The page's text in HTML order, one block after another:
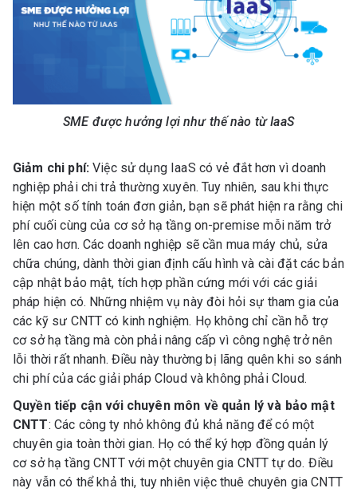
SME được hưởng lợi như thế nào từ IaaS
Giảm chi phí:Việc sử dụng IaaS có vẻ đắt hơn vì doanh
nghiệp phải chi trả thường xuyên. Tuy nhiên, sau khi thực
hiện một số tính toán đơn giản, bạn sẽ phát hiện ra rằng chi
phí cuối cùng của cơ sở hạ tầng on-premise mỗi năm trở
lên cao hơn. Các doanh nghiệp sẽ cần mua máy chủ, sửa
chữa chúng, dành thời gian định cấu hình và cài đặt các bản
cập nhật bảo mật, tích hợp phần cứng mới với các giải
pháp hiện có. Những nhiệm vụ này đòi hỏi sự tham gia của
các kỹ sư CNTT có kinh nghiệm. Họ không chỉ cần hỗ trợ
cơ sở hạ tầng mà còn phải nâng cấp vì công nghệ trở nên
lỗi thời rất nhanh. Điều này thường bị lãng quên khi so sánh
chi phí của các giải pháp Cloud và không phải Cloud.
Quyền tiếp cận với chuyên môn về quản lý và bảo mật
CNTT: Các công ty nhỏ không đủ khả năng để có một
chuyên gia toàn thời gian. Họ có thể ký hợp đồng quản lý
cơ sở hạ tầng CNTT với một chuyên gia CNTT tự do. Điều
này vẫn có thể khả thi, tuy nhiên việc thuê chuyên gia CNTT